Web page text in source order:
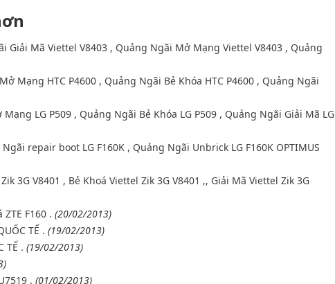
Giải Mã Viettel V8403 , Quảng Ngãi Mở Mạng Viettel V8403 , Quảng
Mạng HTC P4600 , Quảng Ngãi Bẻ Khóa HTC P4600 , Quảng Ngãi
LG P509 , Quảng Ngãi Bẻ Khóa LG P509 , Quảng Ngãi Giải Mã LG
repair boot LG F160K , Quảng Ngãi Unbrick LG F160K OPTIMUS
3G V8401 , Bẻ Khoá Viettel Zik 3G V8401 ,, Giải Mã Viettel Zik 3G
F160 . (20/02/2013)
TẾ . (19/02/2013)
TẾ . (19/02/2013)
. (01/02/2013)